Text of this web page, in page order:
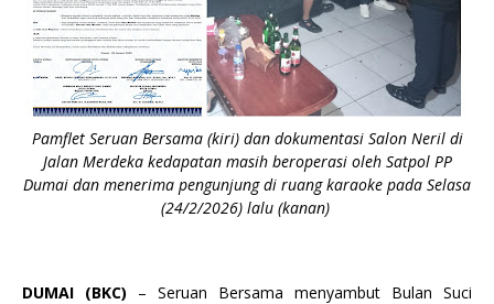
Pamflet Seruan Bersama (kiri) dan dokumentasi Salon Neril di
Jalan Merdeka kedapatan masih beroperasi oleh Satpol PP
Dumai dan menerima pengunjung di ruang karaoke pada Selasa
(24/2/2026) lalu (kanan)
DUMAI (BKC) – Seruan Bersama menyambut Bulan Suci